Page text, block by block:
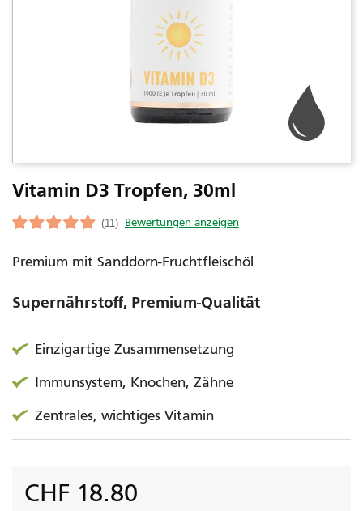
Vitamin D3 Tropfen, 30ml
(11)
Premium mit Sanddorn-Fruchtfleischöl
Supernährstoff, Premium-Qualität
Einzigartige Zusammensetzung
Immunsystem, Knochen, Zähne
Zentrales, wichtiges Vitamin
CHF 18.80